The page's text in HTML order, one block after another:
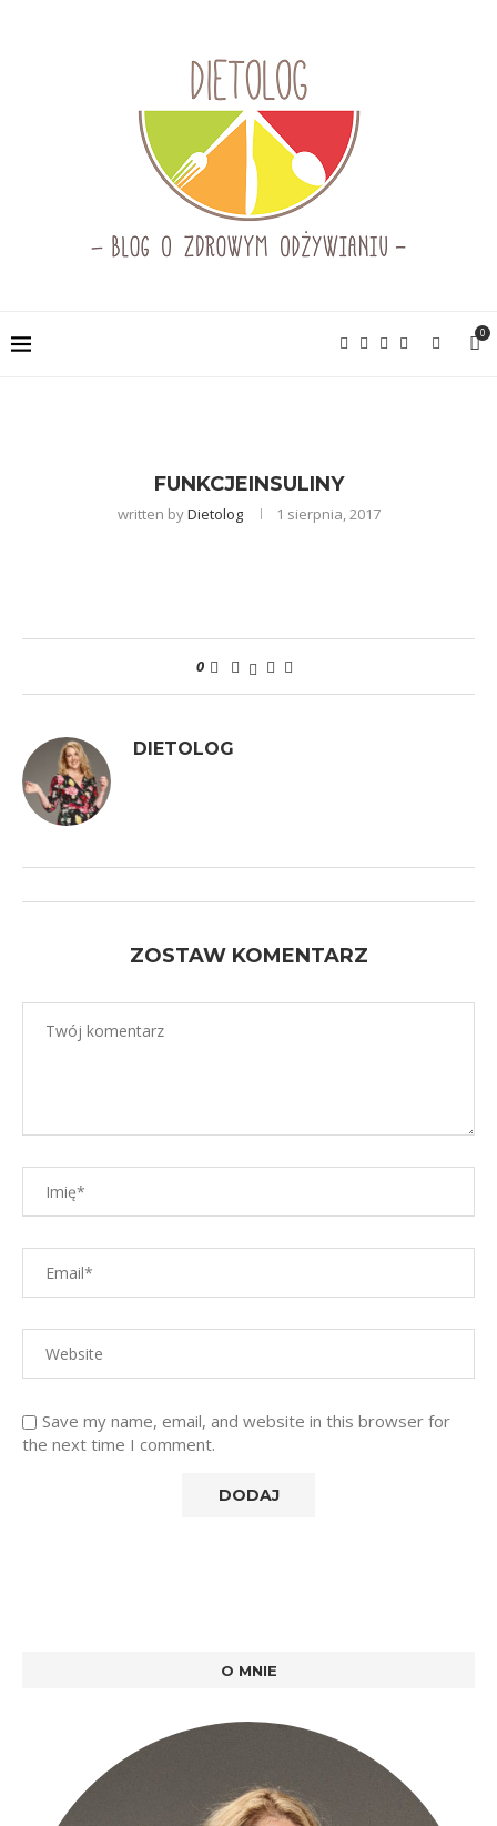
0
FUNKCJEINSULINY
written byDietolog 1 sierpnia, 2017
0
DIETOLOG
ZOSTAW KOMENTARZ
Save my name, email, and website in this browser for
the next time I comment.
O MNIE